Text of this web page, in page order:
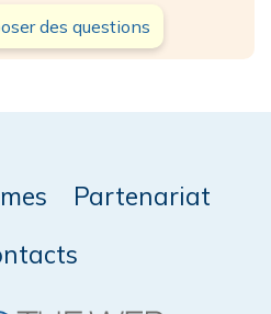
des questions
Partenariat